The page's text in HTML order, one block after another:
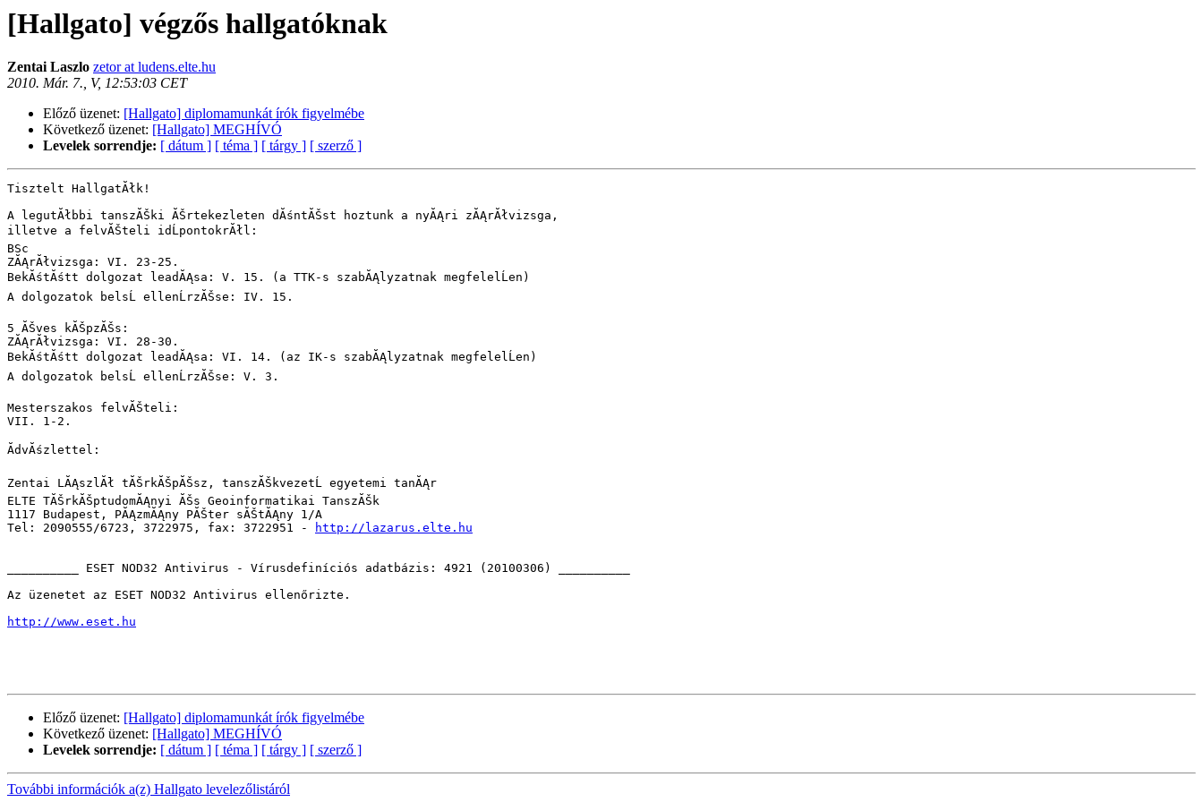
[Hallgato] végzős hallgatóknak
Zentai Laszlo zetor at ludens.elte.hu
2010. Már. 7., V, 12:53:03 CET
Előző üzenet: [Hallgato] diplomamunkát írók figyelmébe
Következő üzenet: [Hallgato] MEGHÍVÓ
Levelek sorrendje: [ dátum ] [ téma ] [ tárgy ] [ szerző ]
Tisztelt HallgatĂłk!
A legutĂłbbi tanszĂŠki ĂŠrtekezleten dĂśntĂŠst hoztunk a nyĂĄri zĂĄrĂłvizsga,
illetve a felvĂŠteli idĹpontokrĂłl:
BSc
ZĂĄrĂłvizsga: VI. 23-25.
BekĂśtĂśtt dolgozat leadĂĄsa: V. 15. (a TTK-s szabĂĄlyzatnak megfelelĹen)
A dolgozatok belsĹ ellenĹrzĂŠse: IV. 15.
5 ĂŠves kĂŠpzĂŠs:
ZĂĄrĂłvizsga: VI. 28-30.
BekĂśtĂśtt dolgozat leadĂĄsa: VI. 14. (az IK-s szabĂĄlyzatnak megfelelĹen)
A dolgozatok belsĹ ellenĹrzĂŠse: V. 3.
Mesterszakos felvĂŠteli:
VII. 1-2.
ĂdvĂśzlettel:
Zentai LĂĄszlĂł tĂŠrkĂŠpĂŠsz, tanszĂŠkvezetĹ egyetemi tanĂĄr
ELTE TĂŠrkĂŠptudomĂĄnyi ĂŠs Geoinformatikai TanszĂŠk
1117 Budapest, PĂĄzmĂĄny PĂŠter sĂŠtĂĄny 1/A
Tel: 2090555/6723, 3722975, fax: 3722951 -
http://lazarus.elte.hu
__________ ESET NOD32 Antivirus - Vírusdefiníciós adatbázis: 4921 (20100306) __________
Az üzenetet az ESET NOD32 Antivirus ellenőrizte.
http://www.eset.hu
Előző üzenet: [Hallgato] diplomamunkát írók figyelmébe
Következő üzenet: [Hallgato] MEGHÍVÓ
Levelek sorrendje: [ dátum ] [ téma ] [ tárgy ] [ szerző ]
További információk a(z) Hallgato levelezőlistáról